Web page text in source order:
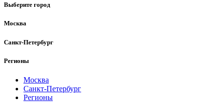
Выберите город
Москва
Санкт-Петербург
Регионы
Москва
Санкт-Петербург
Регионы